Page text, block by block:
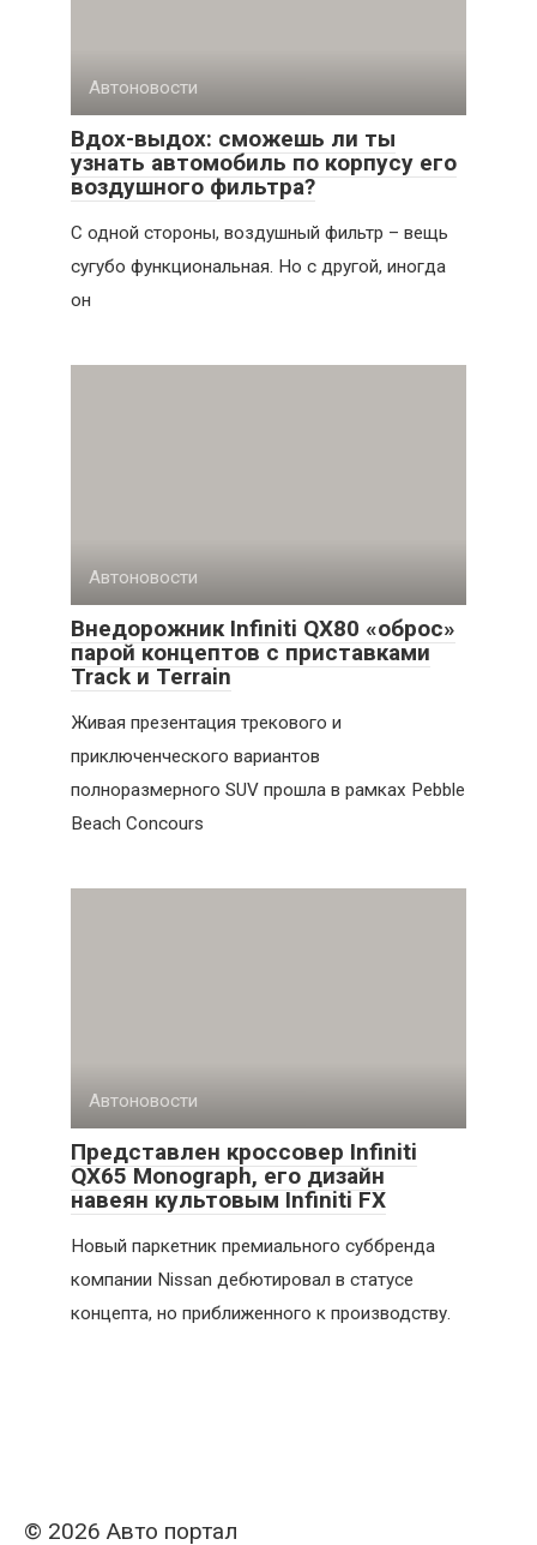
Автоновости
Вдох-выдох: сможешь ли ты
узнать автомобиль по корпусу его
воздушного фильтра?
С одной стороны, воздушный фильтр – вещь
сугубо функциональная. Но с другой, иногда
он
Автоновости
Внедорожник Infiniti QX80 «оброс»
парой концептов с приставками
Track и Terrain
Живая презентация трекового и
приключенческого вариантов
полноразмерного SUV прошла в рамках Pebble
Beach Concours
Автоновости
Представлен кроссовер Infiniti
QX65 Monograph, его дизайн
навеян культовым Infiniti FX
Новый паркетник премиального суббренда
компании Nissan дебютировал в статусе
концепта, но приближенного к производству.
© 2026 Авто портал